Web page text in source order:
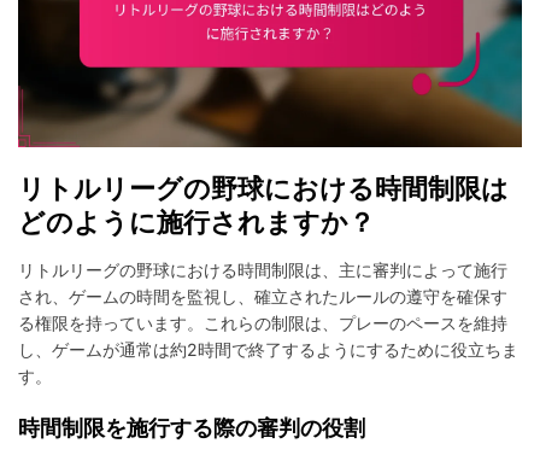
リトルリーグの野球における時間制限は
どのように施行されますか？
リトルリーグの野球における時間制限は、主に審判によって施行
され、ゲームの時間を監視し、確立されたルールの遵守を確保す
る権限を持っています。これらの制限は、プレーのペースを維持
し、ゲームが通常は約2時間で終了するようにするために役立ちま
す。
時間制限を施行する際の審判の役割